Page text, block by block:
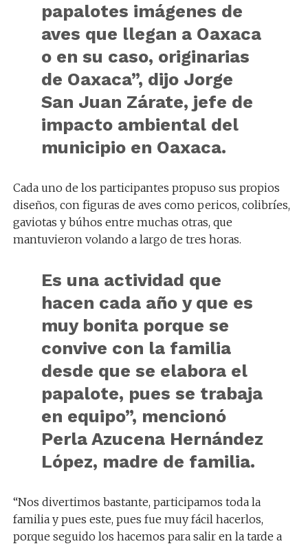
papalotes imágenes de
aves que llegan a Oaxaca
o en su caso, originarias
de Oaxaca”, dijo Jorge
San Juan Zárate, jefe de
impacto ambiental del
municipio en Oaxaca.
Cada uno de los participantes propuso sus propios
diseños, con figuras de aves como pericos, colibríes,
gaviotas y búhos entre muchas otras, que
mantuvieron volando a largo de tres horas.
Es una actividad que
hacen cada año y que es
muy bonita porque se
convive con la familia
desde que se elabora el
papalote, pues se trabaja
en equipo”, mencionó
Perla Azucena Hernández
López, madre de familia.
“Nos divertimos bastante, participamos toda la
familia y pues este, pues fue muy fácil hacerlos,
porque seguido los hacemos para salir en la tarde a